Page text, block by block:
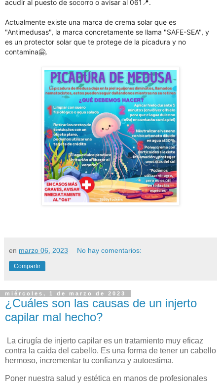
acudir al puesto de socorro o avisar al 061📍.
Actualmente existe una marca de crema solar que es
"Antimedusas", la marca concretamente se llama "SAFE-SEA", y
es un protector solar que te protege de la picadura y no
contamina🤗.
en marzo 06, 2023 No hay comentarios:
Compartir
miércoles, 1 de marzo de 2023
¿Cuáles son las causas de un injerto
capilar mal hecho?
La cirugía de injerto capilar es un tratamiento muy eficaz
contra la caída del cabello. Es una forma de tener un cabello
hermoso, incrementar tu confianza y autoestima.
Poner nuestra salud y estética en manos de profesionales